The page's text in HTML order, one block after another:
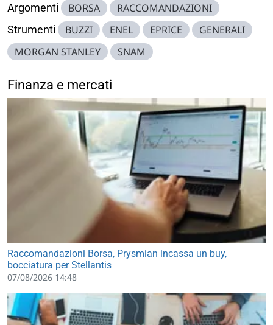
Argomenti BORSA RACCOMANDAZIONI
Strumenti BUZZI ENEL EPRICE
GENERALI
MORGAN STANLEY
SNAM
Finanza e mercati
Raccomandazioni Borsa, Prysmian incassa un buy,
bocciatura per Stellantis
07/08/2026 14:48